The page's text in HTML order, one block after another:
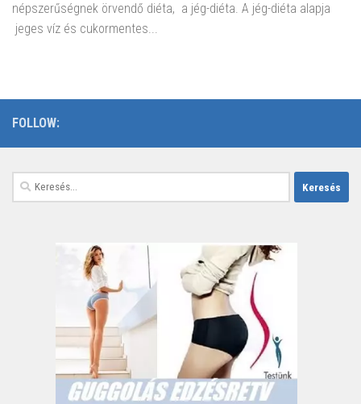
népszerűségnek örvendő diéta, a jég-diéta. A jég-diéta alapja
jeges víz és cukormentes...
FOLLOW:
Keresés: